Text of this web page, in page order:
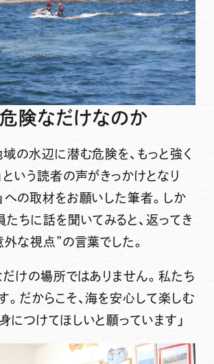
険なだけなのか
域の水辺に潜む危険を、もっと強く
という読者の声がきっかけとなり
への取材をお願いした筆者。しか
たちに話を聞いてみると、返ってき
な視点”の言葉でした。
だけの場所ではありません。私たち
。だからこそ、海を安心して楽しむ
につけてほしいと願っています」